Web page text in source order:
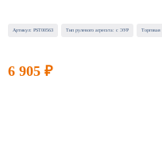
Артикул: PST00563 Тип рулевого агрегата: с ЭУР Торговая
6 905 ₽